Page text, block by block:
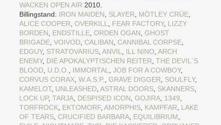
WACKEN OPEN AIR 2010.
Billingstand: IRON MAIDEN, SLAYER, MÖTLEY CRÜE,
ALICE COOPER, OVERKILL, FEAR FACTORY, LIZZY
BORDEN, ENDSTILLE, ORDEN OGAN, GHOST
BRIGADE, VOIVOD, CALIBAN, CANNIBAL CORPSE,
EDGUY, STRATOVARIUS, ANVIL, ILL NINO, ARCH
ENEMY, DIE APOKALYPTISCHEN REITER, THE DEVIL´S
BLOOD, U.D.O., IMMORTAL, JOB FOR A COWBOY,
CORVUS CORAX, W.A.S.P., GRAVE DIGGER, SOULFLY,
KAMELOT, UNLEASHED, ASTRAL DOORS, SKANNERS,
LOCK UP, TARJA, DESPISED ICON, GOJIRA, 1349,
TORFROCK, EKTOMORF, AMORPHIS, KAMPFAR, LAKE
OF TEARS, CRUCIFIED BARBARA, EQUILIBRIUM,